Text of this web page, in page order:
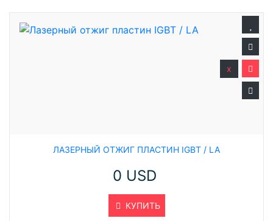
ЛАЗЕРНЫЙ ОТЖИГ ПЛАСТИН IGBT / LA
0 USD
КУПИТЬ
x